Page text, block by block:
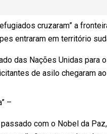
cruzaram” a
entraram em território
das Nações Unidas para
de asilo chegaram
–
com o Nobel da